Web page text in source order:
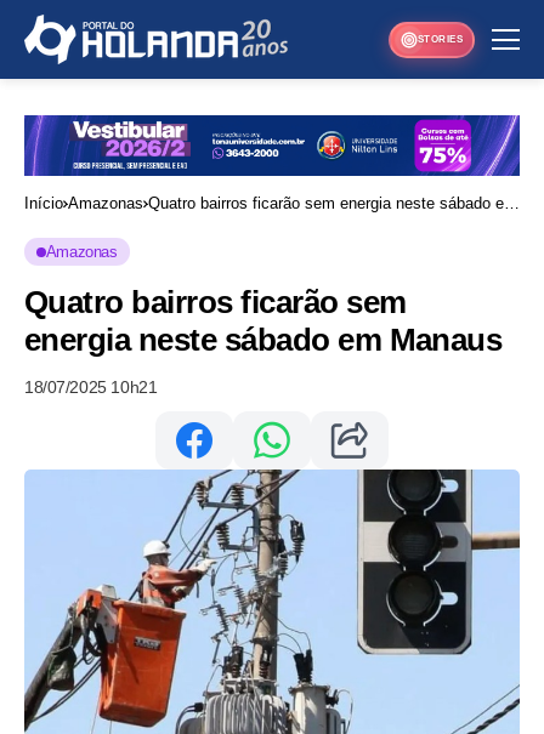
STORIES
Início Amazonas Quatro bairros ficarão sem energia neste sábado em
Amazonas
Quatro bairros ficarão sem
energia neste sábado em Manaus
18/07/2025 10h21